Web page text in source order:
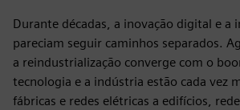
Durante décadas, a inovação digital e a
pareciam seguir caminhos separados.
a reindustrialização converge com o
tecnologia e a indústria estão cada vez
fábricas e redes elétricas a edifícios,